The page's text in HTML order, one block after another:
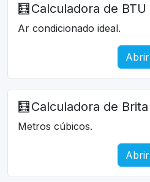
🧮 Calculadora de BTU
Ar condicionado ideal.
Abrir
🧮 Calculadora de Brita
Metros cúbicos.
Abrir